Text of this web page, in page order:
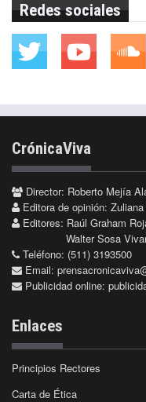
Redes sociales
CrónicaViva
Director: Roberto Mejía
Editora de opinión:
Editores: Raúl Graham
Walter Sosa
Teléfono: (511) 3193500
Email:
Publicidad online:
Enlaces
Principios Rectores
Carta de Ética